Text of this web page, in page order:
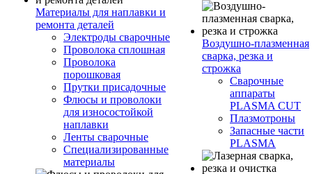
Материалы для наплавки и
ремонта деталей
Электроды сварочные
Проволока сплошная
Проволока
порошковая
Прутки присадочные
Флюсы и проволоки
для износостойкой
наплавки
Ленты сварочные
Специализированные
материалы
Воздушно-плазменная
сварка, резка и
строжка
Сварочные
аппараты
PLASMA CUT
Плазмотроны
Запасные части
PLASMA